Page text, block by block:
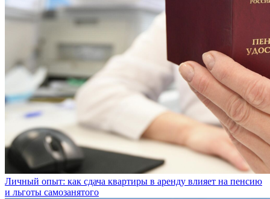
Личный опыт: как сдача квартиры в аренду влияет на пенсию
и льготы самозанятого